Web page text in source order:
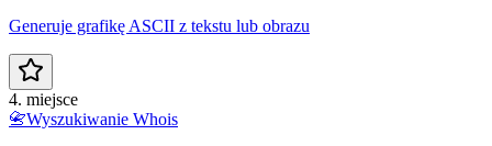
Generuje grafikę ASCII z tekstu lub obrazu
4. miejsce
📇Wyszukiwanie Whois